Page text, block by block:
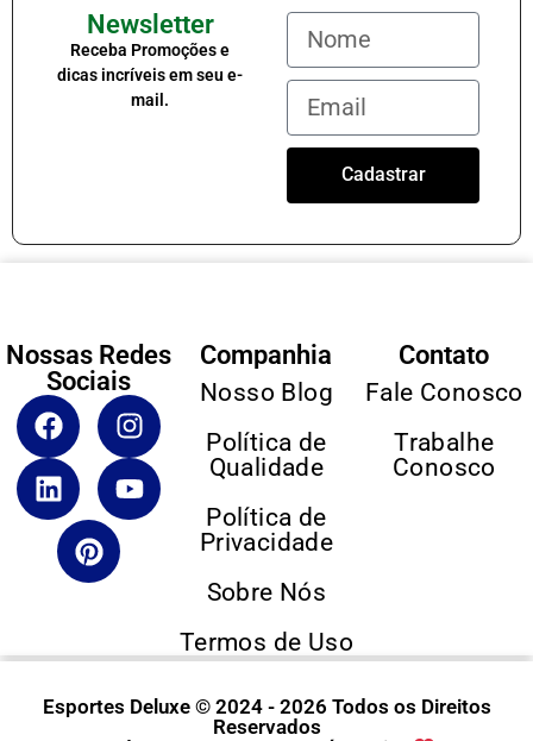
Newsletter
Receba Promoções e
dicas incríveis em seu e-
mail.
Cadastrar
Nossas Redes
Sociais
Companhia
Nosso Blog
Política de
Qualidade
Política de
Privacidade
Sobre Nós
Termos de Uso
Contato
Fale Conosco
Trabalhe
Conosco
Esportes Deluxe © 2024 - 2026 Todos os Direitos
Reservados